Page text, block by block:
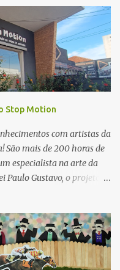
com software,
para a montagem.
do processo criativo
Camila Kater Camila
de São Paulo. Dirigiu,
animado CARNE (2019),
na plataforma The
em mais de 250 festivais.
Mestrado Conjunto
três países europeus
Stop Motion
com artistas da
São mais de 200 horas de
especialista na arte da
Gustavo, o projeto
recebem a
são limitadas. O
livres para a prática da
do Centro e